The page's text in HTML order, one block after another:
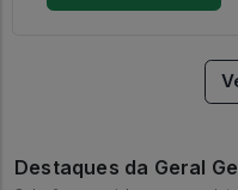
Destaques da Geral